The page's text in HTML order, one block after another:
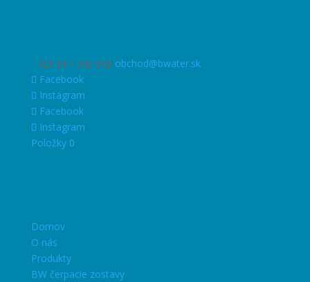
+421 917 045 849 obchod@bwater.sk
Facebook
Instagram
Facebook
Instagram
Položky 0
Domov
O nás
Produkty
BW čerpacie zostavy